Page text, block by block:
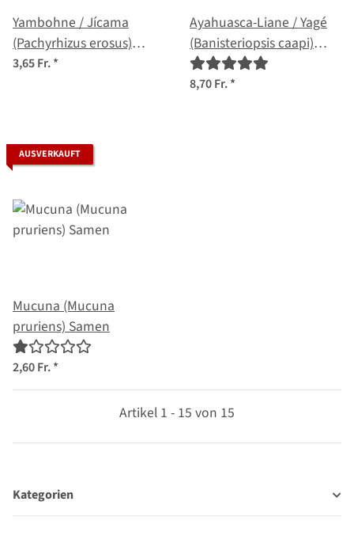
Yambohne / Jícama
(Pachyrhizus erosus)
Samen
3,65 Fr.*
Ayahuasca-Liane / Yagé
(Banisteriopsis caapi)
Samen
8,70 Fr.*
AUSVERKAUFT
Mucuna (Mucuna
pruriens) Samen
2,60 Fr.*
Artikel 1 - 15 von 15
Kategorien